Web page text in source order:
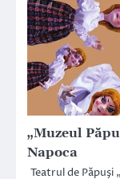
„Muzeul
Napoca
Teatrul de Păpuşi